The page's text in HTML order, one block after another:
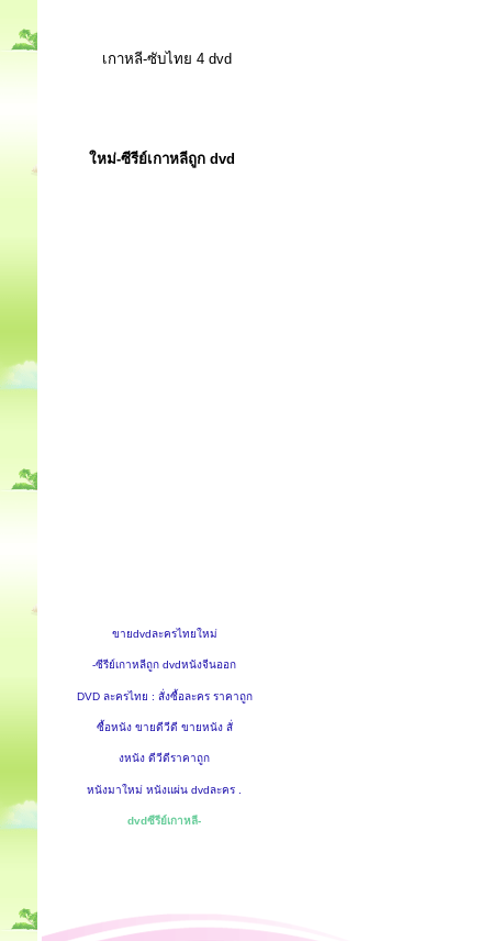
เกาหลี-ซับไทย 4 dvd
ใหม่-ซีรีย์เกาหลีถูก dvd
ขายdvdละครไทยใหม่
-ซีรีย์เกาหลีถูก dvdหนังจีนออก
DVD ละครไทย : สั่งซื้อละคร ราคาถูก
ซื้อหนัง ขายดีวีดี ขายหนัง สั่
งหนัง ดีวีดีราคาถูก
หนังมาใหม่ หนังแผ่น dvdละคร .
dvdซีรีย์เกาหลี-